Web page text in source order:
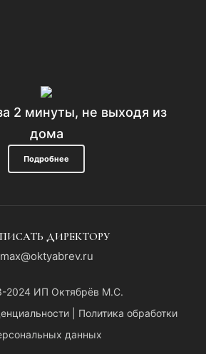
2 минуты, не выходя из
дома
Подробнее
2024 ИП Октябрёв М.С.
| Политика обработки
данных
ДИРЕКТОРУ
max@oktyabrev.ru